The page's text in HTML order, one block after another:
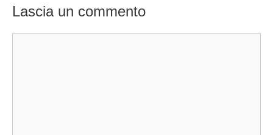
Lascia un commento